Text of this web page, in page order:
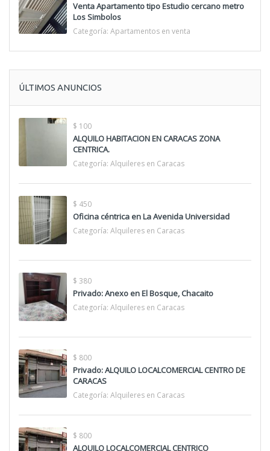
Venta Apartamento tipo Estudio cercano metro
Los Simbolos
Categoría: Apartamentos en venta
ÚLTIMOS ANUNCIOS
$ 100
ALQUILO HABITACION EN CARACAS ZONA
CENTRICA.
Categoría: Alquileres en Caracas
$ 450
Oficina céntrica en La Avenida Universidad
Categoría: Alquileres en Caracas
$ 380
Privado: Anexo en El Bosque, Chacaito
Categoría: Alquileres en Caracas
$ 800
Privado: ALQUILO LOCALCOMERCIAL CENTRO DE
CARACAS
Categoría: Alquileres en Caracas
$ 800
ALQUILO LOCALCOMERCIAL CENTRICO